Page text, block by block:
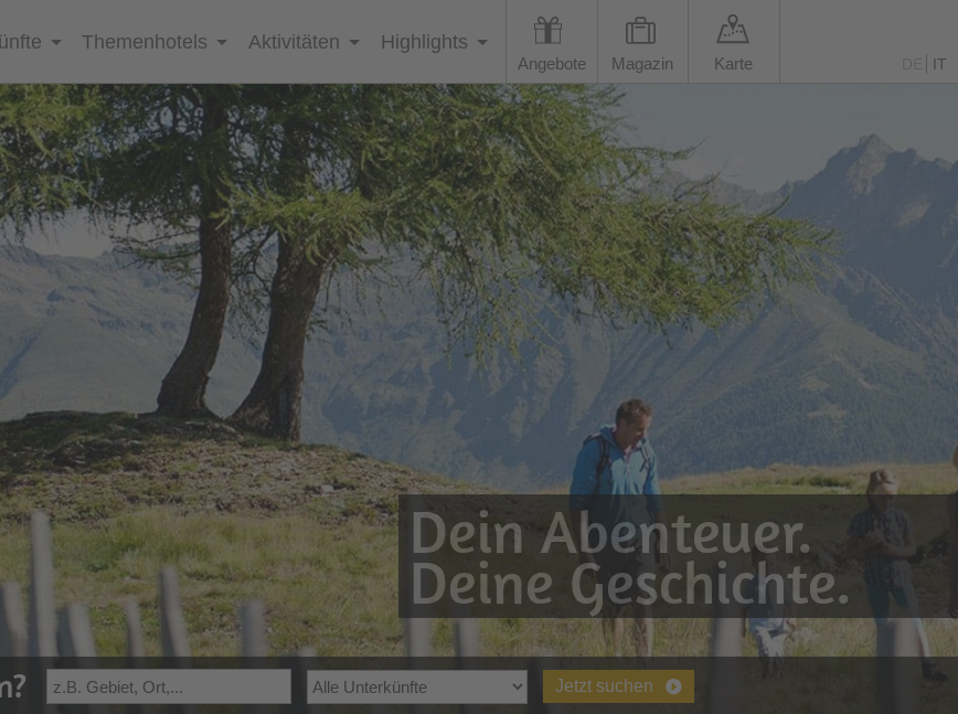
Themenhotels Aktivitäten Highlights
Angebote Magazin Karte IT
Dein Abenteuer.
Deine Geschichte.
Jetzt suchen